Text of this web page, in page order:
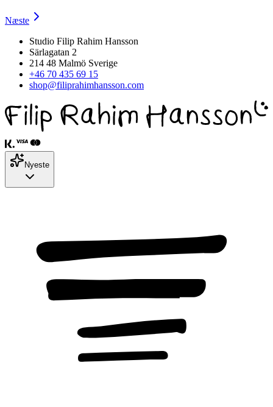
Næste
Studio Filip Rahim Hansson
Särlagatan 2
214 48 Malmö Sverige
+46 70 435 69 15
shop@filiprahimhansson.com
Nyeste